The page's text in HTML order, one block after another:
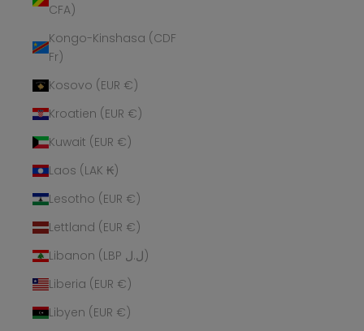
CFA)
Kongo-Kinshasa (CDF
Fr)
Kosovo (EUR €)
Kroatien (EUR €)
Kuwait (EUR €)
Laos (LAK ₭)
Lesotho (EUR €)
Lettland (EUR €)
Libanon (LBP ل.ل)
Liberia (EUR €)
Libyen (EUR €)